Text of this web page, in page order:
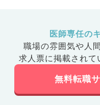
医師専任の
職場の雰囲気や人間
求人票に掲載されて
無料転職